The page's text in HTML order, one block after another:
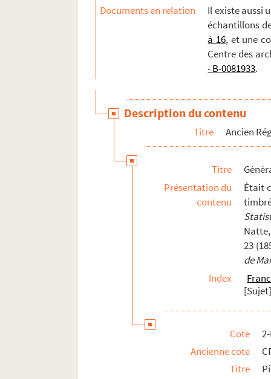
Documents en relation
Il existe aussi
échantillons
à 16, et une
Centre des
- B-0081933.
Description du contenu
Titre Ancien
Titre
Présentation du
contenu
Était
23
de
Index
Cote
Ancienne cote
Titre